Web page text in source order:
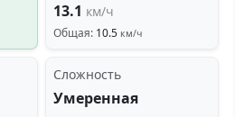
13.1 км/ч
Общая: 10.5 км/ч
Сложность
Умеренная